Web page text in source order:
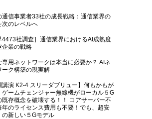
通信事業者33社の成長戦略：通信業界の
次のレベルへ
4473社調査］通信業界におけるAI成熟度
企業の戦略
専用ネットワークは本当に必要か？ AIネ
ーク構築の現実解
講演 K2-4 スリーダブリュー】何もかもが
ゲームチェンジャー無線機がローカル５G
既存概念を破壊する！！ コアサーバー不
年のライセンス費用も不要！でも、超安
新しい５Gモデル